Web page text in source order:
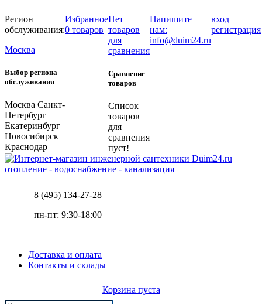
Регион
обслуживания:
Москва
Выбор региона
обслуживания
Москва Санкт-
Петербург
Екатеринбург
Новосибирск
Краснодар
Избранное
0 товаров
Нет
товаров
для
сравнения
Сравнение
товаров
Список
товаров
для
сравнения
пуст!
Напишите
нам:
info@duim24.ru
вход
регистрация
отопление - водоснабжение - канализация
8 (495) 134-27-28
пн-пт: 9:30-18:00
Доставка и оплата
Контакты и склады
Корзина пуста